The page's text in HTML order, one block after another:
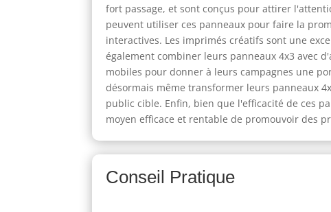
fort passage, et sont conçus pour attirer
peuvent utiliser ces panneaux pour faire la
interactives. Les imprimés créatifs sont une
également combiner leurs panneaux 4x3 avec
mobiles pour donner à leurs campagnes une
désormais même transformer leurs panneaux
public cible. Enfin, bien que l'efficacité de ces
moyen efficace et rentable de promouvoir des
Conseil Pratique